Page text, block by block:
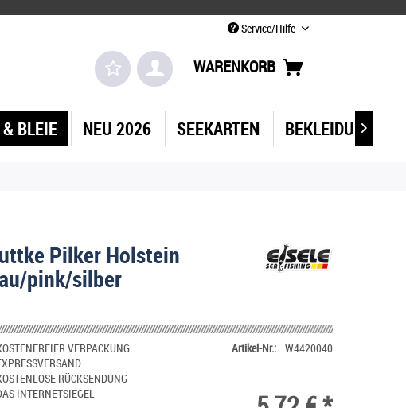
Service/Hilfe
WARENKORB
BLEIE NEU 2026 SEEKARTEN BEKLEIDUNG

Pilker Holstein
pink/silber
VERPACKUNG
RÜCKSENDUNG
INTERNETSIEGEL
Artikel-Nr.: W4420040